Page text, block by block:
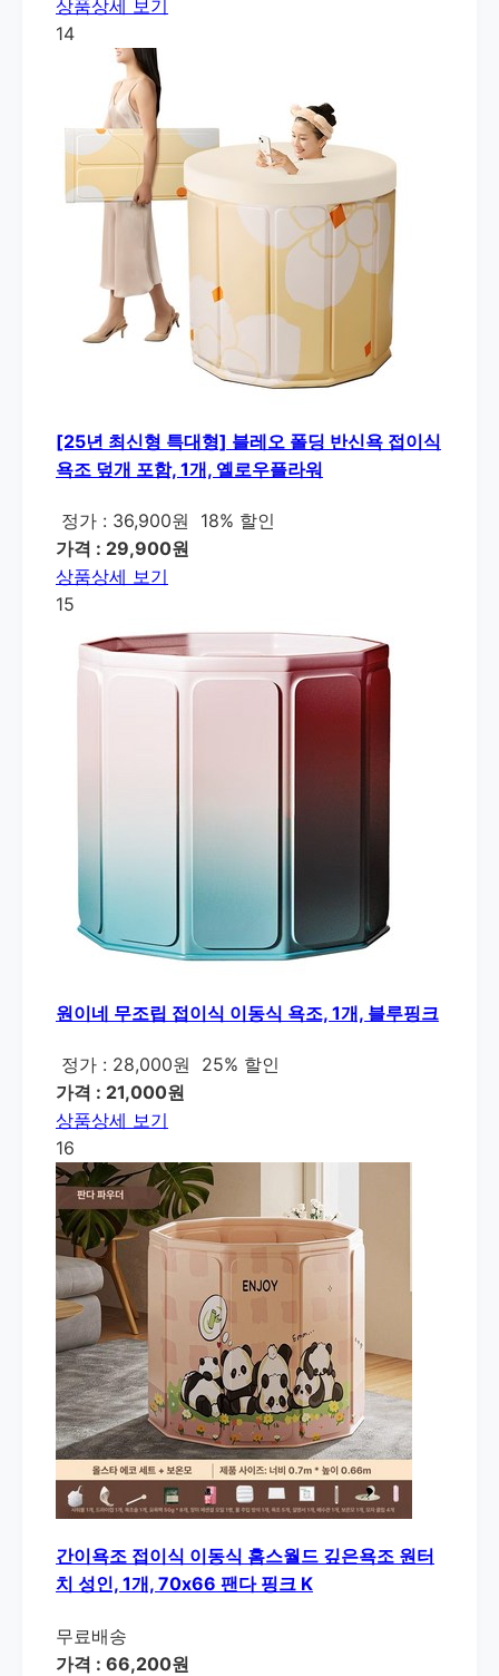
상품상세 보기
14
[25년 최신형 특대형] 블레오 폴딩 반신욕 접이식
욕조 덮개 포함, 1개, 옐로우플라워
정가 : 36,900원
18% 할인
가격 : 29,900원
상품상세 보기
15
원이네 무조립 접이식 이동식 욕조, 1개, 블루핑크
정가 : 28,000원
25% 할인
가격 : 21,000원
상품상세 보기
16
간이욕조 접이식 이동식 홈스월드 깊은욕조 원터
치 성인, 1개, 70x66 팬다 핑크 K
무료배송
가격 : 66,200원